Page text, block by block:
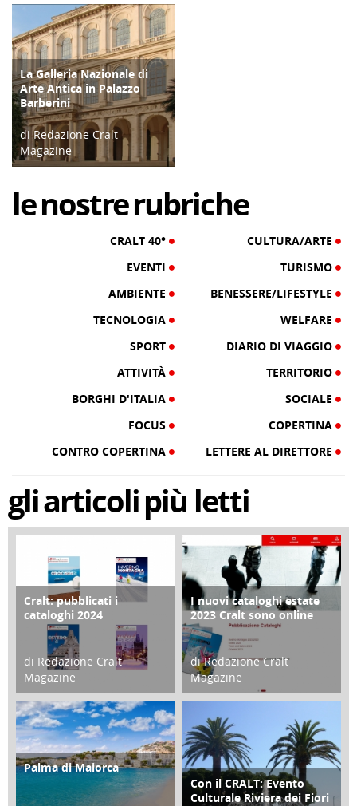
23/08/17
TERRITORIO
La Galleria Nazionale di
Arte Antica in Palazzo
Barberini
di Redazione Cralt
Magazine
lenostrerubriche
CRALT 40°
CULTURA/ARTE
EVENTI
TURISMO
AMBIENTE
BENESSERE/LIFESTYLE
TECNOLOGIA
WELFARE
SPORT
DIARIO DI VIAGGIO
ATTIVITÀ
TERRITORIO
BORGHI D'ITALIA
SOCIALE
FOCUS
COPERTINA
CONTRO COPERTINA
LETTERE AL DIRETTORE
gliarticolipiù letti
COPERTINA
Cralt: pubblicati i
cataloghi 2024
di Redazione Cralt
Magazine
21 Novembre 2023
CONTRO COPERTINA
I nuovi cataloghi estate
2023 Cralt sono online
di Redazione Cralt
Magazine
07 Marzo 2023
ATTIVITÀ
Palma di Maiorca
ATTIVITÀ
Con il CRALT: Evento
Culturale Riviera dei Fiori